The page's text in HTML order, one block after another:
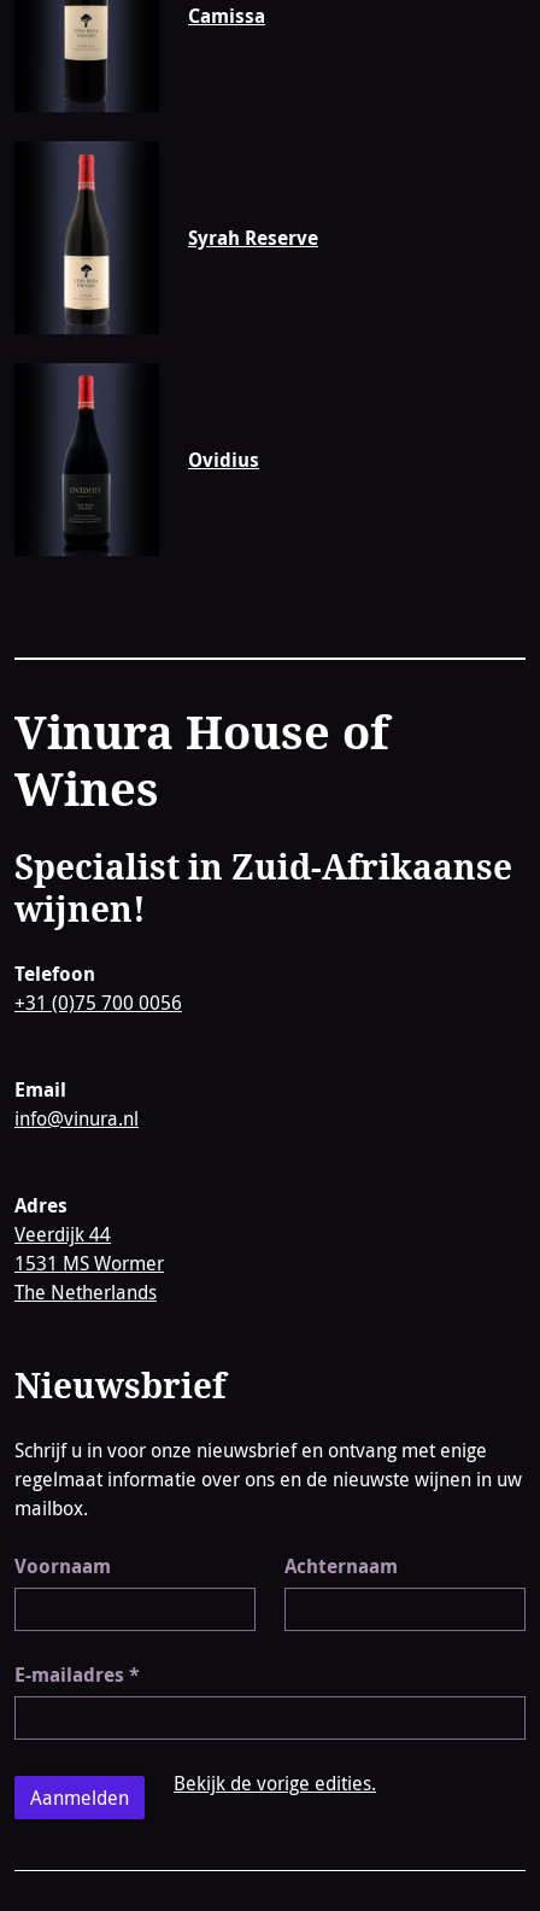
Camissa
Syrah Reserve
Ovidius
Contact
Vinura House of
Wines
Specialist in Zuid-Afrikaanse
wijnen!
Telefoon
+31 (0)75 700 0056
Email
info@vinura.nl
Adres
Veerdijk 44
1531 MS Wormer
The Netherlands
Nieuwsbrief
Schrijf u in voor onze nieuwsbrief en ontvang met enige
regelmaat informatie over ons en de nieuwste wijnen in uw
mailbox.
Voornaam Achternaam
E-mailadres *
Bekijk de vorige edities.